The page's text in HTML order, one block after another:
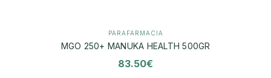
PARAFARMACIA
MGO 250+ MANUKA HEALTH 500GR
83.50€